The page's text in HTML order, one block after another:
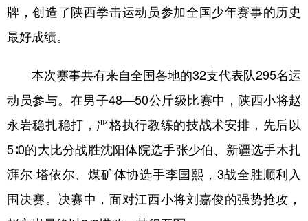
广东 广西 海南 重庆
四川
陕西 甘肃 青海
新疆 内蒙古 黑龙江
牌，创造了陕西拳击运动员参加全国少年赛事的历史
最好成绩。
本次赛事共有来自全国各地的32支代表队295名运
动员参与。在男子48—50公斤级比赛中，陕西小将赵
永岩稳扎稳打，严格执行教练的技战术安排，先后以
5∶0的大比分战胜沈阳体院选手张少伯、新疆选手木扎
湃尔·塔依尔、煤矿体协选手李国熙，3战全胜顺利入
围决赛。决赛中，面对江西小将刘嘉俊的强势抢攻，